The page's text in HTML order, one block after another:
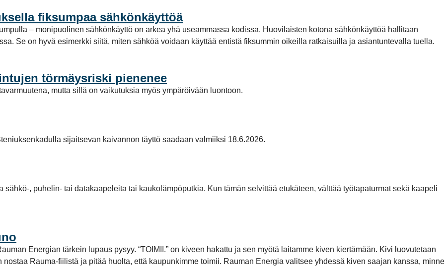
fiksumpaa sähkönkäyttöä
– monipuolinen sähkönkäyttö on arkea yhä useammassa kodissa. Huovilaisten kotona sähkönkäyttöä hallitaan
Se on hyvä esimerkki siitä, miten sähköä voidaan käyttää entistä fiksummin oikeilla ratkaisuilla ja asiantuntevalla tuella.
törmäysriski pienenee
mutta sillä on vaikutuksia myös ympäröivään luontoon.
sijaitsevan kaivannon täyttö saadaan valmiiksi 18.6.2026.
, puhelin- tai datakaapeleita tai kaukolämpöputkia. Kun tämän selvittää etukäteen, välttää työtapaturmat sekä kaapeli
Energian tärkein lupaus pysyy. “TOIMII.” on kiveen hakattu ja sen myötä laitamme kiven kiertämään. Kivi luovutetaan
Rauma-fiilistä ja pitää huolta, että kaupunkimme toimii. Rauman Energia valitsee yhdessä kiven saajan kanssa, minne